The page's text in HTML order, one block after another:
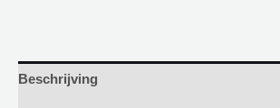
Beschrijving